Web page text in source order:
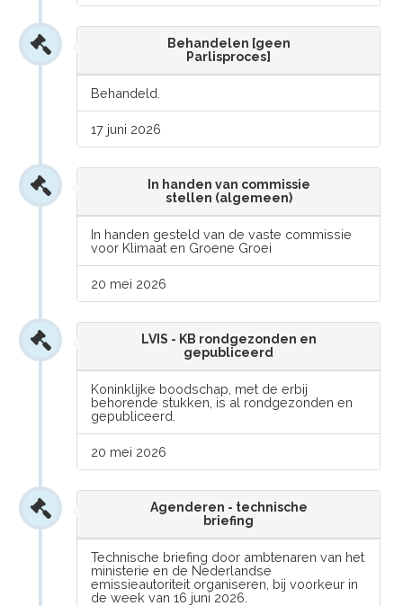
Behandelen [geen
Parlisproces]
Behandeld.
17 juni 2026
In handen van commissie
stellen (algemeen)
In handen gesteld van de vaste commissie
voor Klimaat en Groene Groei
20 mei 2026
LVIS - KB rondgezonden en
gepubliceerd
Koninklijke boodschap, met de erbij
behorende stukken, is al rondgezonden en
gepubliceerd.
20 mei 2026
Agenderen - technische
briefing
Technische briefing door ambtenaren van het
ministerie en de Nederlandse
emissieautoriteit organiseren, bij voorkeur in
de week van 16 juni 2026.